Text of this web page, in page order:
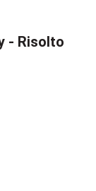
- Risolto